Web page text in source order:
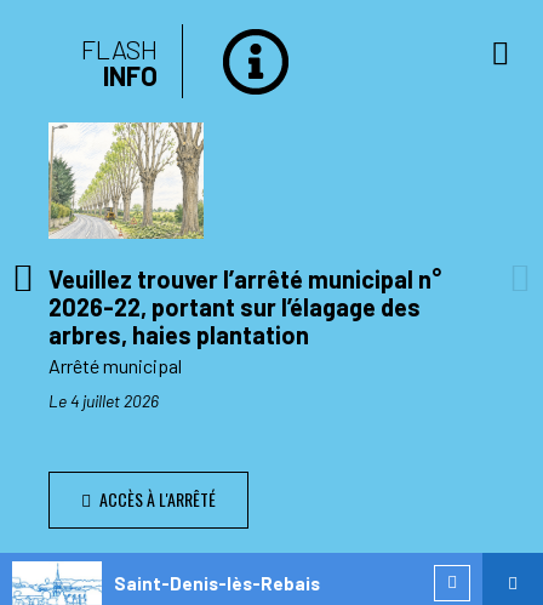
FLASH
INFO
Veuillez trouver l’arrêté municipal n°
2026-22, portant sur l’élagage des
arbres, haies plantation
Arrêté municipal
Le 4 juillet 2026
ACCÈS À L'ARRÊTÉ
Saint-Denis-lès-Rebais